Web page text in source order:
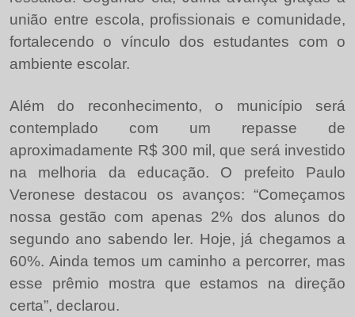
união entre escola, profissionais e comunidade,
fortalecendo o vínculo dos estudantes com o
ambiente escolar.
Além do reconhecimento, o município será
contemplado com um repasse de
aproximadamente R$ 300 mil, que será investido
na melhoria da educação. O prefeito Paulo
Veronese destacou os avanços: “Começamos
nossa gestão com apenas 2% dos alunos do
segundo ano sabendo ler. Hoje, já chegamos a
60%. Ainda temos um caminho a percorrer, mas
esse prêmio mostra que estamos na direção
certa”, declarou.